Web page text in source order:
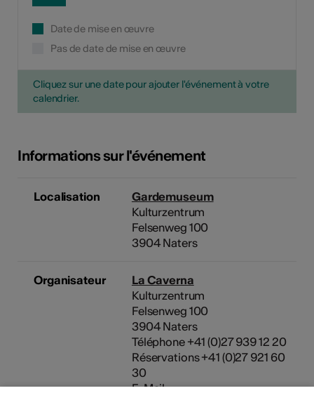
Date de mise en œuvre
Pas de date de mise en œuvre
Cliquez sur une date pour ajouter l'événement à votre
calendrier.
Informations sur l'événement
Localisation
Gardemuseum
Kulturzentrum
Felsenweg 100
3904 Naters
Organisateur
La Caverna
Kulturzentrum
Felsenweg 100
3904 Naters
Téléphone +41 (0)27 939 12 20
Réservations +41 (0)27 921 60
30
E-Mail